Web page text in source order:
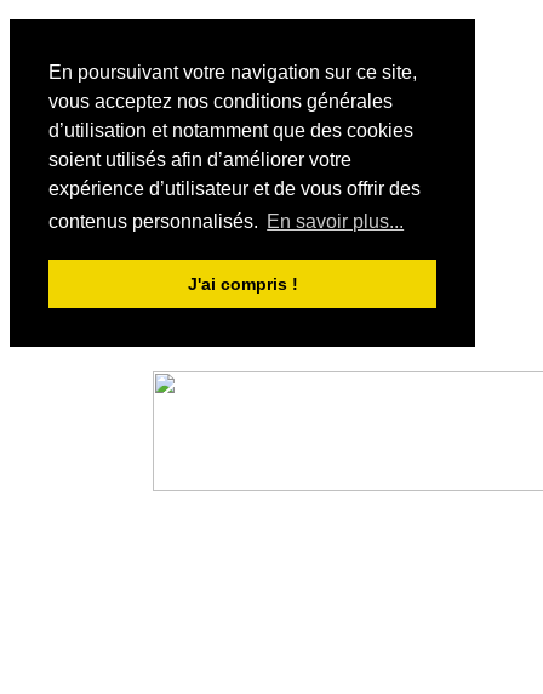
En poursuivant votre navigation sur ce site,
vous acceptez nos conditions générales
d’utilisation et notamment que des cookies
soient utilisés afin d’améliorer votre
expérience d’utilisateur et de vous offrir des
contenus personnalisés. En savoir plus...
J'ai compris !